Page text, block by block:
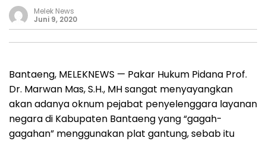
Melek News
Juni 9, 2020
Bantaeng, MELEKNEWS — Pakar Hukum Pidana Prof.
Dr. Marwan Mas, S.H., MH sangat menyayangkan
akan adanya oknum pejabat penyelenggara layanan
negara di Kabupaten Bantaeng yang “gagah-
gagahan” menggunakan plat gantung, sebab itu